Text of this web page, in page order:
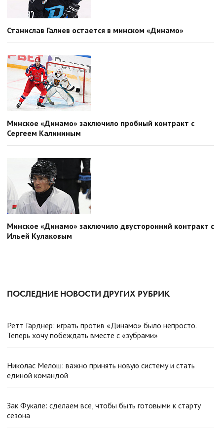
Станислав Галиев остается в минском «Динамо»
Минское «Динамо» заключило пробный контракт с
Сергеем Калининым
Минское «Динамо» заключило двусторонний контракт с
Ильей Кулаковым
ПОСЛЕДНИЕ НОВОСТИ ДРУГИХ РУБРИК
Ретт Гарднер: играть против «Динамо» было непросто.
Теперь хочу побеждать вместе с «зубрами»
Николас Мелош: важно принять новую систему и стать
единой командой
Зак Фукале: сделаем все, чтобы быть готовыми к старту
сезона